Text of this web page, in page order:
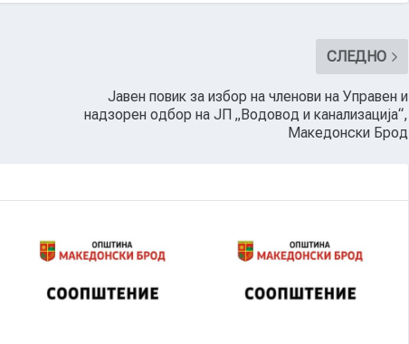
СЛЕДНО
Јавен повик за избор на членови на Управен и
надзорен одбор на ЈП „Водовод и канализација“,
Македонски Брод